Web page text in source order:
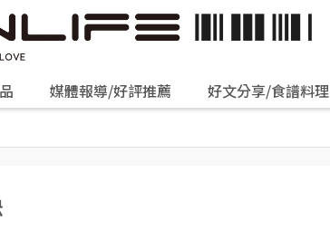
媒體報導/好評推薦 好文分享/食譜料理